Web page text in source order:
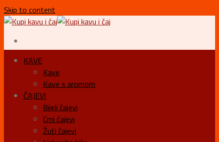
Skip to content
KAVE
Kave
Kave s aromom
ČAJEVI
Bijeli čajevi
Crni čajevi
Žuti čajevi